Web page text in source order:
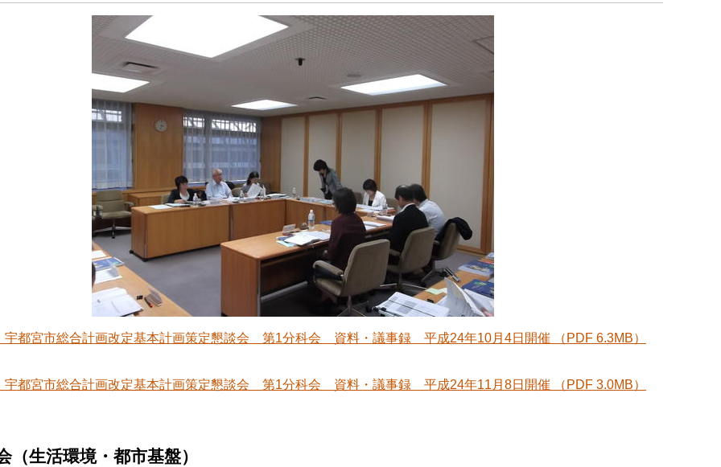
都宮市総合計画改定基本計画策定懇談会 第1分科会 資料・議事録 平成24年10月4日開催 （PDF 6.3MB）
都宮市総合計画改定基本計画策定懇談会 第1分科会 資料・議事録 平成24年11月8日開催 （PDF 3.0MB）
（生活環境・都市基盤）